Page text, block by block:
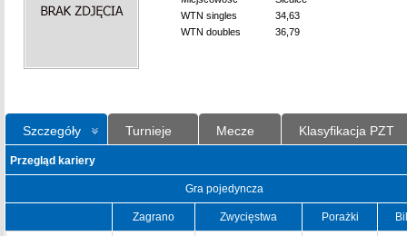
WTN singles
34,63
WTN doubles
36,79
Szczegóły Turnieje Mecze Klasyfikacja PZT
Przegląd kariery
Gra pojedyncza
Zagrano Zwycięstwa Porażki